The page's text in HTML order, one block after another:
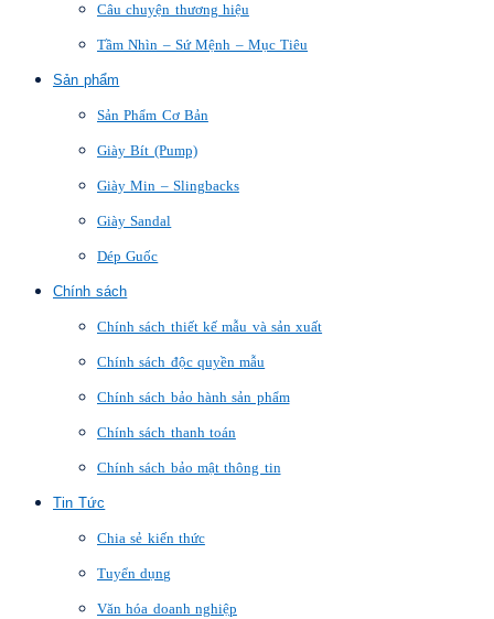
Câu chuyện thương hiệu
Tầm Nhìn – Sứ Mệnh – Mục Tiêu
Sản phẩm
Sản Phẩm Cơ Bản
Giày Bít (Pump)
Giày Min – Slingbacks
Giày Sandal
Dép Guốc
Chính sách
Chính sách thiết kế mẫu và sản xuất
Chính sách độc quyền mẫu
Chính sách bảo hành sản phẩm
Chính sách thanh toán
Chính sách bảo mật thông tin
Tin Tức
Chia sẻ kiến thức
Tuyển dụng
Văn hóa doanh nghiệp